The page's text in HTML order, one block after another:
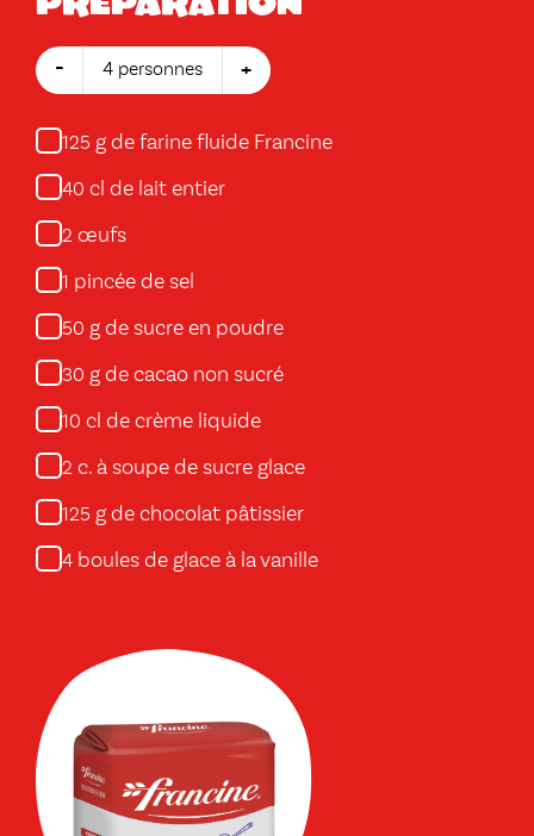
- 4 personnes +
125 g de farine fluide Francine
40 cl de lait entier
2 œufs
1 pincée de sel
50 g de sucre en poudre
30 g de cacao non sucré
10 cl de crème liquide
2 c. à soupe de sucre glace
125 g de chocolat pâtissier
4 boules de glace à la vanille